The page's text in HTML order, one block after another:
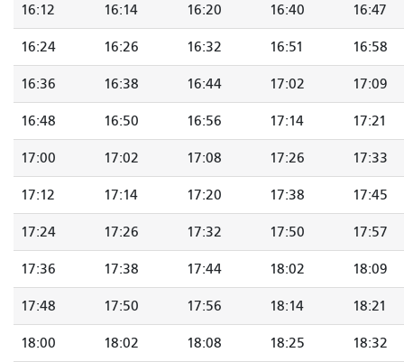
16:12 16:14 16:20 16:40 16:47
16:24 16:26 16:32 16:51 16:58
16:36 16:38 16:44 17:02 17:09
16:48 16:50 16:56 17:14 17:21
17:00 17:02 17:08 17:26 17:33
17:12 17:14 17:20 17:38 17:45
17:24 17:26 17:32 17:50 17:57
17:36 17:38 17:44 18:02 18:09
17:48 17:50 17:56 18:14 18:21
18:00 18:02 18:08 18:25 18:32